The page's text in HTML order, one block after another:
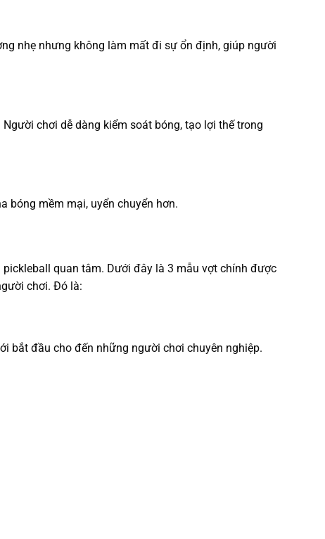
nhẹ nhưng không làm mất đi sự ổn định, giúp người
chơi dễ dàng kiểm soát bóng, tạo lợi thế trong
bóng mềm mại, uyển chuyển hơn.
quan tâm. Dưới đây là 3 mẫu vợt chính được
chơi. Đó là:
bắt đầu cho đến những người chơi chuyên nghiệp.